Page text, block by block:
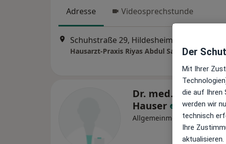
Adresse Videosprechstunde
Schuhstraße 29, Hildesheim
Hausarzt-Praxis Riyas Abdul Saleem
Dr. med. Caroline
Hauser
Allgemeinmedizinerin,
Der
Mit Ihrer
die auf Ihren
werden wir
technisch
Ihre